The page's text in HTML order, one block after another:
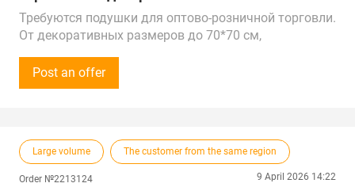
Требуются подушки для оптово-розничной торговли.
От декоративных размеров до 70*70 см,
и премиум ценовой сегмент.
Сумма закупки - 50 000 рублей (500$) в месяц.
электронной почте.
Предложения от поставщиков рассмотрим по РФ,
Китаю, Республике Беларусь, Турции, ОАЭ и
Post an offer
Large volume The customer from the same region
Order №2213124 9 April 2026 14:22